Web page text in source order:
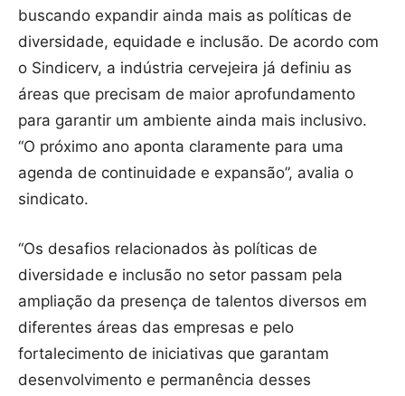
buscando expandir ainda mais as políticas de
diversidade, equidade e inclusão. De acordo com
o Sindicerv, a indústria cervejeira já definiu as
áreas que precisam de maior aprofundamento
para garantir um ambiente ainda mais inclusivo.
“O próximo ano aponta claramente para uma
agenda de continuidade e expansão”, avalia o
sindicato.
“Os desafios relacionados às políticas de
diversidade e inclusão no setor passam pela
ampliação da presença de talentos diversos em
diferentes áreas das empresas e pelo
fortalecimento de iniciativas que garantam
desenvolvimento e permanência desses